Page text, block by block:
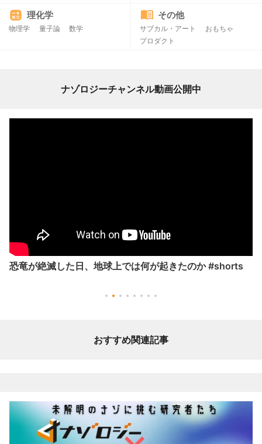
理化学
物理学 量子論 数学
その他
サブカル・アート
おもちゃ
プロダクト
ナゾロジーチャンネル動画公開中
恐竜が絶滅した日、地球上では何が起きたのか #shorts
おすすめ関連記事